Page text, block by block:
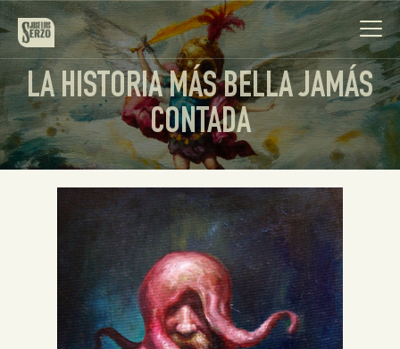
Obra
Biografía
Noticias
Contacto
LA HISTORIA MÁS BELLA JAMÁS
CONTADA